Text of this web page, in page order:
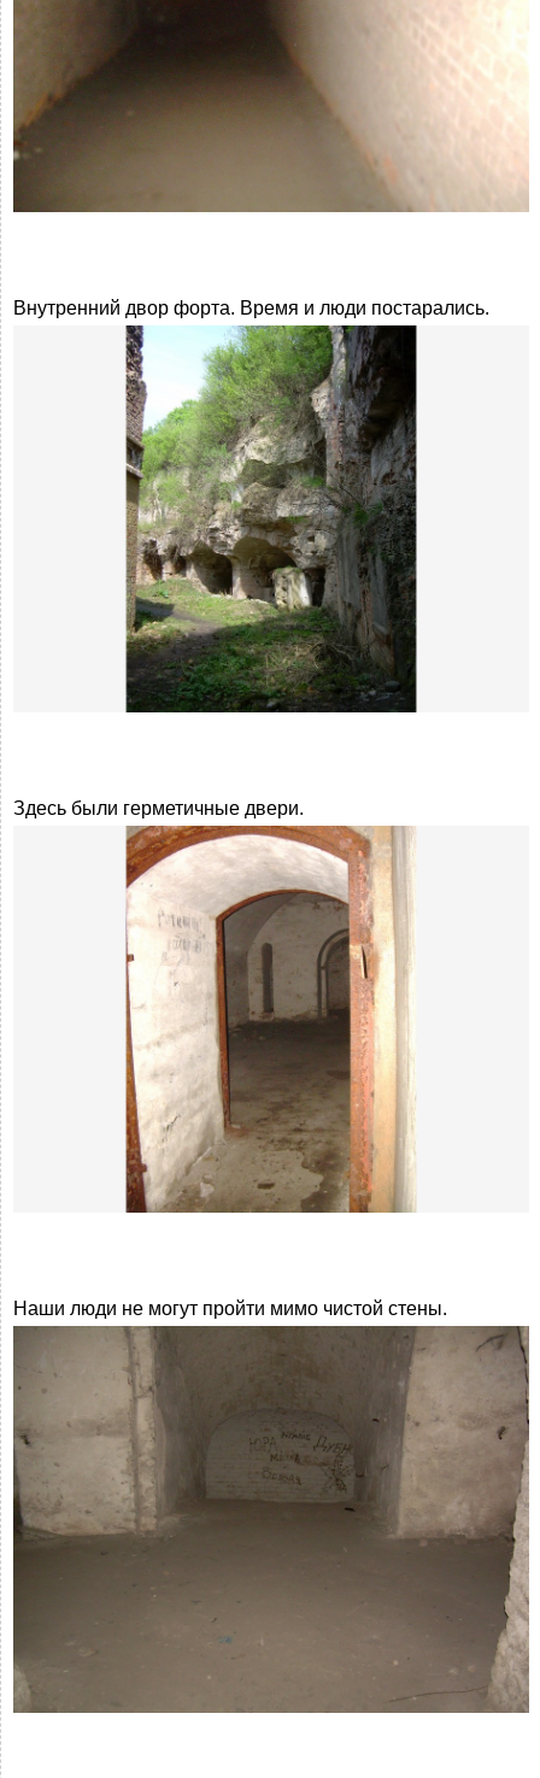
Внутренний двор форта. Время и люди постарались.
Здесь были герметичные двери.
Наши люди не могут пройти мимо чистой стены.